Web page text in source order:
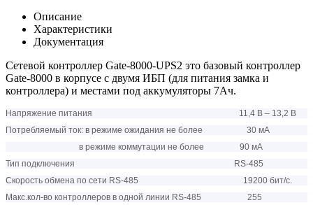
Описание
Характеристики
Документация
Сетевой контроллер Gate-8000-UPS2 это базовый контроллер
Gate-8000 в корпусе с двумя ИБП (для питания замка и
контроллера) и местами под аккумуляторы 7Ач.
Напряжение питания 11,4 В – 13,2 В
Потребляемый ток: в режиме ожидания не более 30 мА
в режиме коммутации не более 90 мА
Тип подключения RS-485
Скорость обмена по сети RS-485 19200 бит/с.
Макс.кол-во контроллеров в одной линии RS-485 255